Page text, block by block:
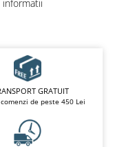
GRATUIT
de peste 450 Lei